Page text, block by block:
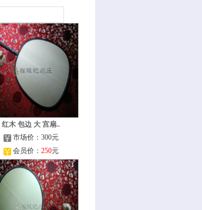
红木 包边 大 宫扇..
市场价：300元
会员价： 250元